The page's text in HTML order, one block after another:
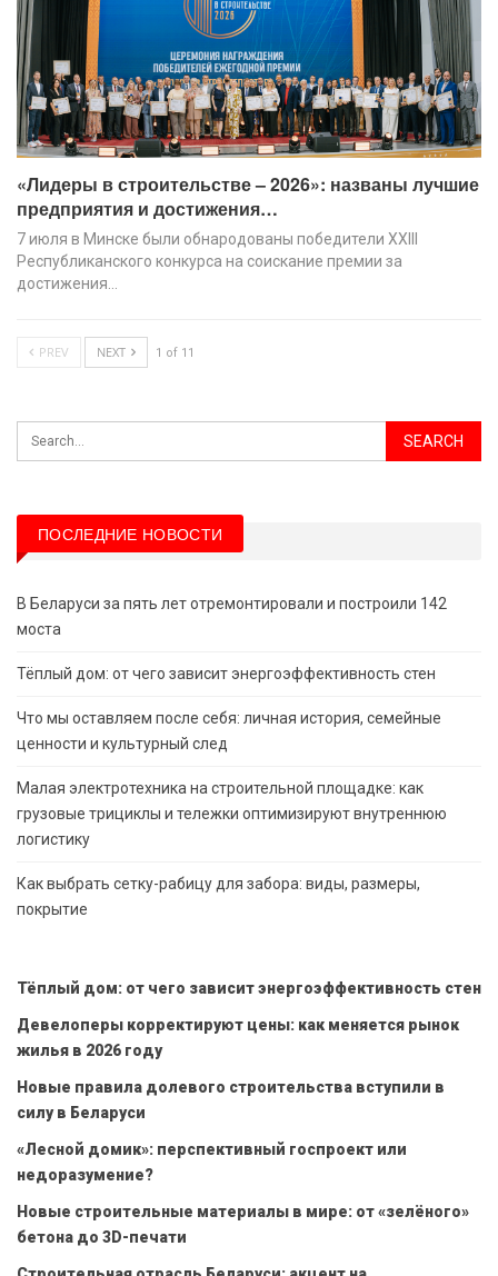
«Лидеры в строительстве – 2026»: названы лучшие
предприятия и достижения…
7 июля в Минске были обнародованы победители XХIII
Республиканского конкурса на соискание премии за
достижения…
PREV NEXT 1 of 11
ПОСЛЕДНИЕ НОВОСТИ
В Беларуси за пять лет отремонтировали и построили 142
моста
Тёплый дом: от чего зависит энергоэффективность стен
Что мы оставляем после себя: личная история, семейные
ценности и культурный след
Малая электротехника на строительной площадке: как
грузовые трициклы и тележки оптимизируют внутреннюю
логистику
Как выбрать сетку-рабицу для забора: виды, размеры,
покрытие
Тёплый дом: от чего зависит энергоэффективность стен
Девелоперы корректируют цены: как меняется рынок
жилья в 2026 году
Новые правила долевого строительства вступили в
силу в Беларуси
«Лесной домик»: перспективный госпроект или
недоразумение?
Новые строительные материалы в мире: от «зелёного»
бетона до 3D-печати